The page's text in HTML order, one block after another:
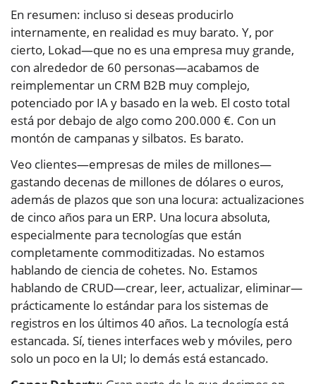
En resumen: incluso si deseas producirlo
internamente, en realidad es muy barato. Y, por
cierto, Lokad—que no es una empresa muy grande,
con alrededor de 60 personas—acabamos de
reimplementar un CRM B2B muy complejo,
potenciado por IA y basado en la web. El costo total
está por debajo de algo como 200.000 €. Con un
montón de campanas y silbatos. Es barato.
Veo clientes—empresas de miles de millones—
gastando decenas de millones de dólares o euros,
además de plazos que son una locura: actualizaciones
de cinco años para un ERP. Una locura absoluta,
especialmente para tecnologías que están
completamente commoditizadas. No estamos
hablando de ciencia de cohetes. No. Estamos
hablando de CRUD—crear, leer, actualizar, eliminar—
prácticamente lo estándar para los sistemas de
registros en los últimos 40 años. La tecnología está
estancada. Sí, tienes interfaces web y móviles, pero
solo un poco en la UI; lo demás está estancado.